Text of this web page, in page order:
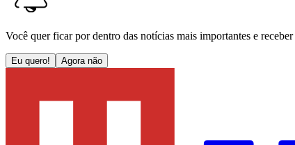
Você quer ficar por dentro das notícias mais importantes e receber
Eu quero! Agora não